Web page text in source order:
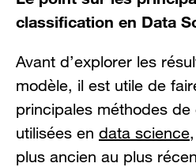
classification en Data
Avant d’explorer les
modèle, il est utile de
principales méthodes de
utilisées en data science
plus ancien au plus